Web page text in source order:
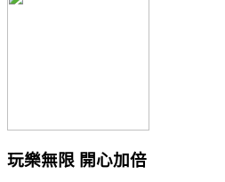
玩樂無限 開心加倍